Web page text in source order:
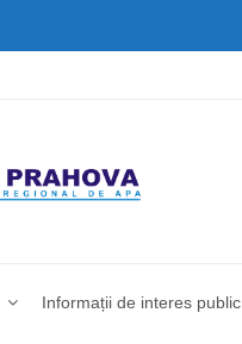
Informații de interes public